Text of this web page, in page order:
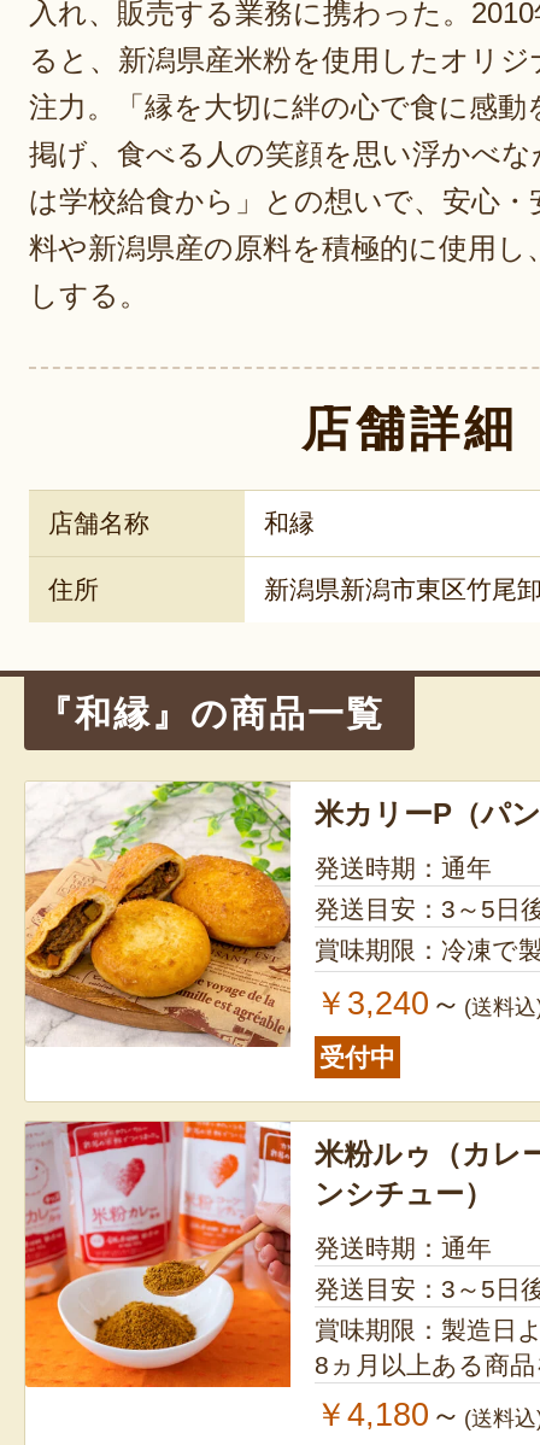
入れ、販売する業務に携わった。
ると、新潟県産米粉を使用したオリ
注力。「縁を大切に絆の心で食に感動
掲げ、食べる人の笑顔を思い浮かべ
は学校給食から」との想いで、安心・
料や新潟県産の原料を積極的に使用し
しする。
店舗詳細
店舗名称 和縁
住所 新潟県新潟市東区竹尾
『和縁』の商品一覧
米カリーP（パ
発送時期：通年
発送目安：3～5日
賞味期限：冷凍で
￥3,240 ～ (送料
受付中
米粉ルゥ（カレ
ンシチュー）
発送時期：通年
発送目安：3～5日
賞味期限：製造日より1年 ※
8ヵ月以上ある商
￥4,180 ～ (送料